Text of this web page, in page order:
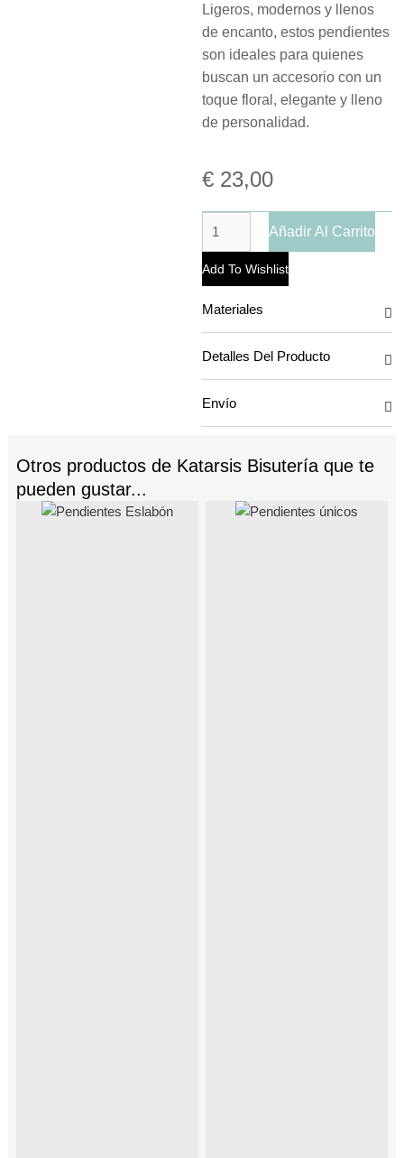
Ligeros, modernos y llenos
de encanto, estos pendientes
son ideales para quienes
buscan un accesorio con un
toque floral, elegante y lleno
de personalidad.
€ 23,00
Añadir Al Carrito
Add To Wishlist
Materiales
Detalles Del Producto
Envío
Otros productos de Katarsis Bisuteríaque te
pueden gustar...